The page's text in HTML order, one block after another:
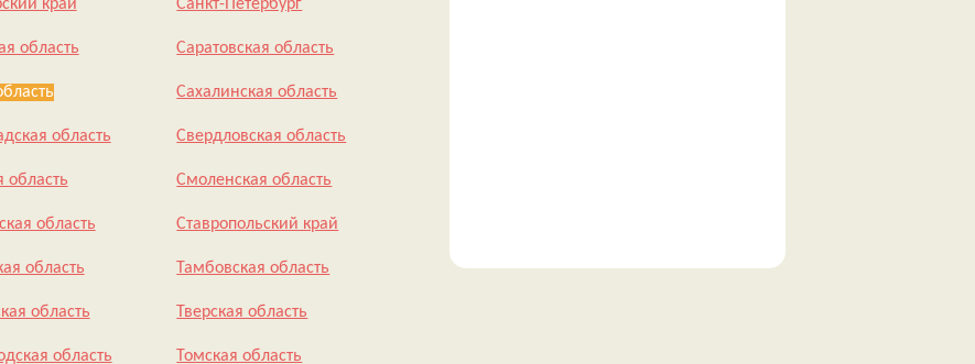
край
область
область
область
область
область
область
область
Санкт-Петербург
Саратовская область
Сахалинская область
Свердловская область
Смоленская область
Ставропольский край
Тамбовская область
Тверская область
Томская область